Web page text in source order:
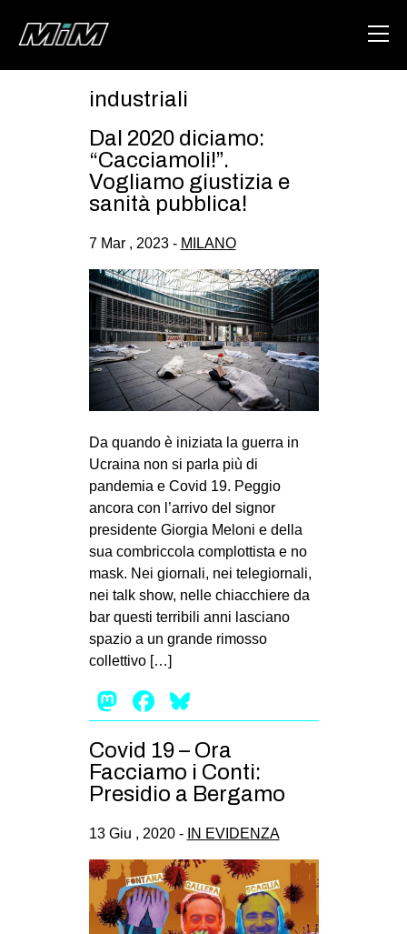
ABOUT
AREA
CSOA LAMBRETTA
MSM
STUDENTI TSUNAMI
ZAM
MOBILITAZIONI
SPAZI
SPORT POPOLARE
MOVIMENTI
AMBIENTE
ANTIFASCISMO
DIRITTO ALL’ABITARE
MIGRAZIONI
REPRESSIONE
STUDENTI
CULTURE
ARTE
CINEMA
MANIFESTI
industriali
Dal 2020 diciamo:
“Cacciamoli!”.
Vogliamo giustizia e
sanità pubblica!
7 Mar , 2023 - MILANO
Da quando è iniziata la guerra in
Ucraina non si parla più di
pandemia e Covid 19. Peggio
ancora con l’arrivo del signor
presidente Giorgia Meloni e della
sua combriccola complottista e no
mask. Nei giornali, nei telegiornali,
nei talk show, nelle chiacchiere da
bar questi terribili anni lasciano
spazio a un grande rimosso
collettivo […]
Mastodon
Facebook
Covid 19 – Ora
Facciamo i Conti:
Presidio a Bergamo
13 Giu , 2020 - IN EVIDENZA